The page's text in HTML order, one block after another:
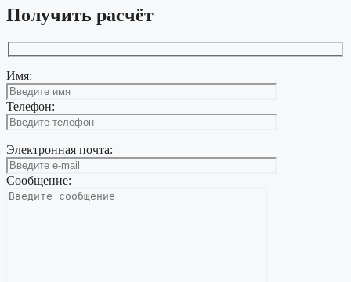
Получить расчёт
Имя:
Телефон:
Электронная почта:
Сообщение: